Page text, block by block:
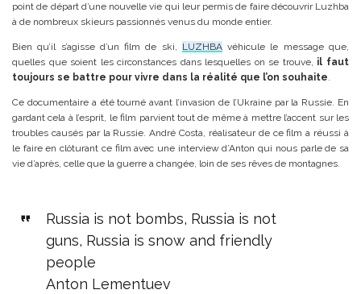
point de départ d’une nouvelle vie qui leur permis de faire découvrir Luzhba
à de nombreux skieurs passionnés venus du monde entier.
Bien qu’il s’agisse d’un film de ski, LUZHBAvéhicule le message que,
quelles que soient les circonstances dans lesquelles on se trouve, il faut
toujours se battre pour vivre dans la réalité que l’on souhaite.
Ce documentaire a été tourné avant l’invasion de l’Ukraine par la Russie. En
gardant cela à l’esprit, le film parvient tout de même à mettre l’accent sur les
troubles causés par la Russie. André Costa, réalisateur de ce film a réussi à
le faire en clôturant ce film avec une interview d’Anton qui nous parle de sa
vie d’après, celle que la guerre a changée, loin de ses rêves de montagnes.
Russia is not bombs, Russia is not
guns, Russia is snow and friendly
people
Anton Lementuev